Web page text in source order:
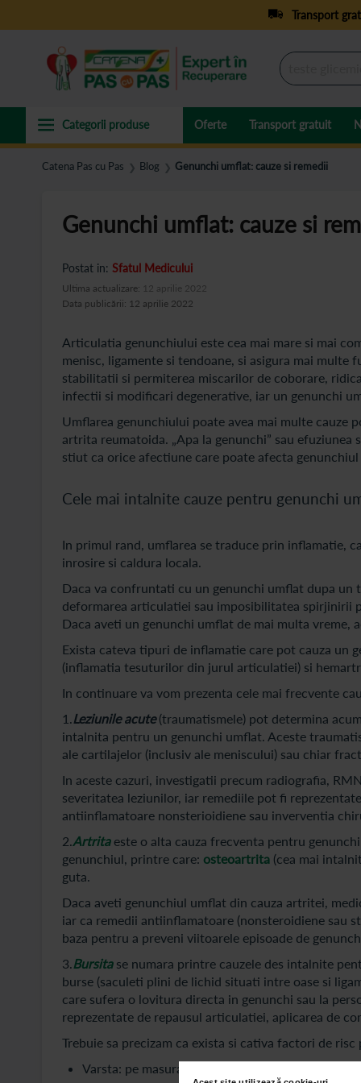
Transport
Oferte Transport gratuit
Catena Pas cu Pas ❯ Blog ❯ Genunchi umflat: cauze si remedii
Genunchi umflat: cauze si
Postat in: Sfatul Medicului
Data publicării: 12 aprilie 2022
Ultima actualizare: 12 aprilie 2022
Articulatia genunchiului este cea mai mare si mai
menisc, ligamente si tendoane, si asigura mai
stabilitatii si permiterea miscarilor de coborare,
infectii si modificari degenerative, iar un genunchi
Umflarea genunchiului poate avea mai multe cauze
artrita reumatoida. „Apa la genunchi” sau
stiut ca orice afectiune care poate afecta
Cele mai intalnite cauze pentru genunchi
In primul rand, umflarea se traduce prin inflamatie,
inrosire si caldura locala.
Daca va confruntati cu un genunchi umflat dupa un
deformarea articulatiei sau imposibilitatea spirjinirii
Daca aveti un genunchi umflat de mai multa vreme,
Exista cateva tipuri de inflamatie care pot cauza un
(inflamatia tesuturilor din jurul articulatiei) si
In continuare va vom prezenta cele mai frecvente
1.Leziunile acute(traumatismele) pot determina
intalnita pentru un genunchi umflat. Aceste
ale cartilajelor (inclusiv ale meniscului) sau chiar
In aceste cazuri, investigatii precum radiografia,
severitatea leziunilor, iar remediile pot fi
antiinflamatoare nonsterioidiene sau inverventia
2.Artritaeste o alta cauza frecventa pentru
genunchiul, printre care: osteoartrita (cea mai
guta.
Daca aveti genunchiul umflat din cauza artritei,
iar ca remedii antiinflamatoare (nonsteroidiene sau
baza pentru a preveni viitoarele episoade de
3.Bursitase numara printre cauzele des intalnite
burse (saculeti plini de lichid situati intre oase si
care sufera o lovitura directa in genunchi sau la
reprezentate de repausul articulatiei, aplicarea de
Trebuie sa precizam ca exista si cativa factori de
Varsta: pe masura ce imbatranim, riscul de a